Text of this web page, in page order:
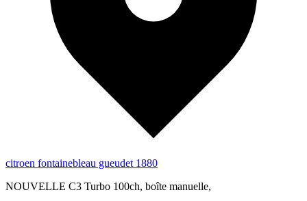
citroen fontainebleau gueudet 1880
NOUVELLE C3 Turbo 100ch, boîte manuelle,